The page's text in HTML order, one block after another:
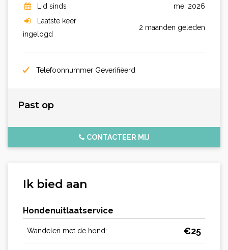
Lid sinds
mei 2026
Laatste keer
ingelogd
2 maanden geleden
Telefoonnummer Geverifiëerd
Past op
CONTACTEER MIJ
Ik bied aan
Hondenuitlaatservice
Wandelen met de hond: €25